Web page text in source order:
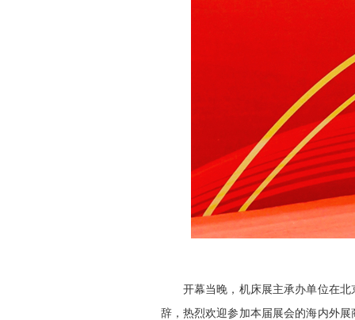
开幕当晚，机床展主承办单位在北
辞，热烈欢迎参加本届展会的海内外